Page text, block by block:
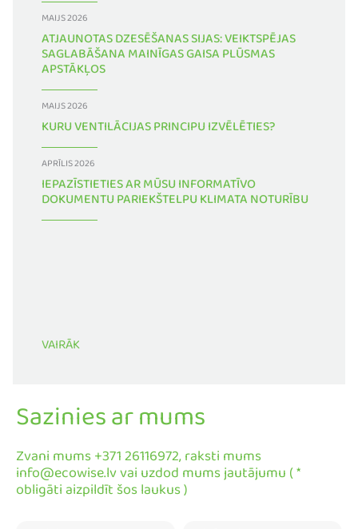
MAIJS 2026
ATJAUNOTAS DZESĒŠANAS SIJAS: VEIKTSPĒJAS
SAGLABĀŠANA MAINĪGAS GAISA PLŪSMAS
APSTĀKĻOS
MAIJS 2026
KURU VENTILĀCIJAS PRINCIPU IZVĒLĒTIES?
APRĪLIS 2026
IEPAZĪSTIETIES AR MŪSU INFORMATĪVO
DOKUMENTU PARIEKŠTELPU KLIMATA NOTURĪBU
VAIRĀK
Sazinies ar mums
Zvani mums +371 26116972, raksti mums
info@ecowise.lv vai uzdod mums jautājumu ( *
obligāti aizpildīt šos laukus )